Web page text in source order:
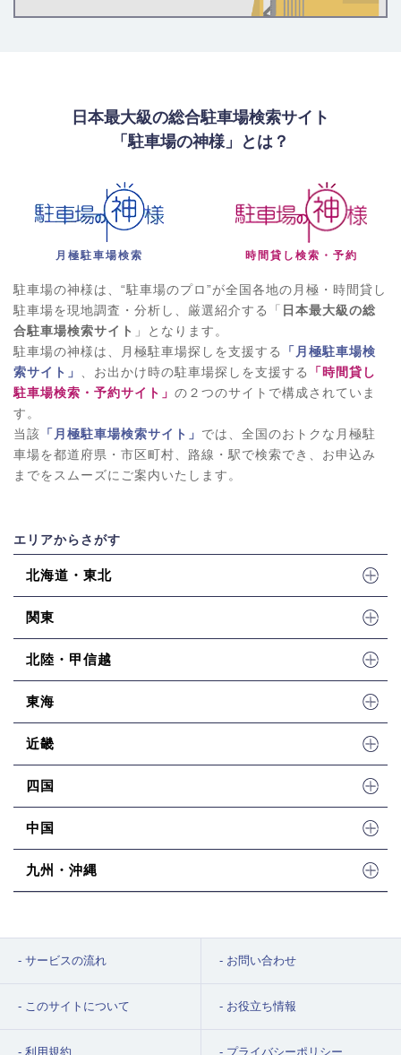
日本最大級の総合駐車場検索サイト
「駐車場の神様」とは？
月極駐車場検索 時間貸し検索・予約
駐車場の神様は、“駐車場のプロ”が全国各地の月極・時間貸し
駐車場を現地調査・分析し、厳選紹介する「 日本最大級の総
合駐車場検索サイト 」となります。
駐車場の神様は、月極駐車場探しを支援する
「月極駐車場検
索サイト」
、お出かけ時の駐車場探しを支援する
「時間貸し
駐車場検索・予約サイト」 の２つのサイトで構成されていま
す。
当該 「月極駐車場検索サイト」 では、全国のおトクな月極駐
車場を都道府県・市区町村、路線・駅で検索でき、お申込み
までをスムーズにご案内いたします。
エリアからさがす
北海道・東北
関東
北陸・甲信越
東海
近畿
四国
中国
九州・沖縄
サービスの流れ お問い合わせ
このサイトについて お役立ち情報
利用規約 プライバシーポリシー